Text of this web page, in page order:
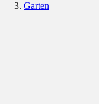
Garten